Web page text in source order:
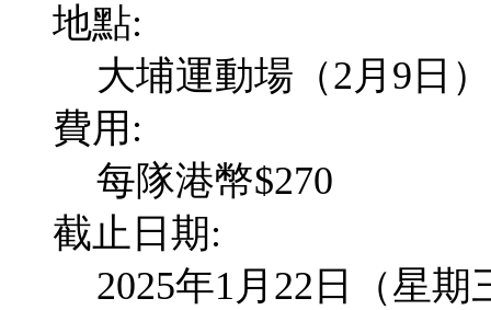
地點:
大埔運動場（2月9日
費用:
每隊港幣$270
截止日期:
2025年1月22日（星